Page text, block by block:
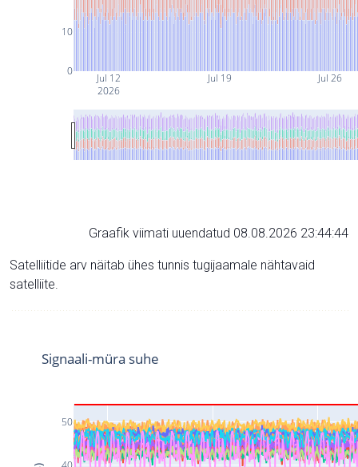
Jul 12
2026
Jul 19 Jul 26
0
10
Graafik viimati uuendatud 08.08.2026 23:44:44
Satelliitide arv näitab ühes tunnis tugijaamale nähtavaid
satelliite.
50
Signaali-müra suhe